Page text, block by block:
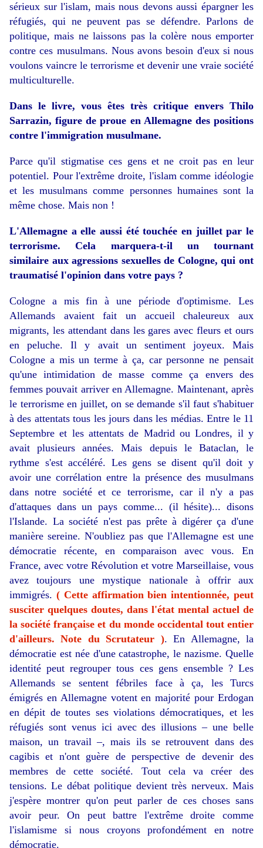
sérieux sur l'islam, mais nous devons aussi épargner les
réfugiés, qui ne peuvent pas se défendre. Parlons de
politique, mais ne laissons pas la colère nous emporter
contre ces musulmans. Nous avons besoin d'eux si nous
voulons vaincre le terrorisme et devenir une vraie société
multiculturelle.
Dans le livre, vous êtes très critique envers Thilo
Sarrazin, figure de proue en Allemagne des positions
contre l'immigration musulmane.
Parce qu'il stigmatise ces gens et ne croit pas en leur
potentiel. Pour l'extrême droite, l'islam comme idéologie
et les musulmans comme personnes humaines sont la
même chose. Mais non !
L'Allemagne a elle aussi été touchée en juillet par le
terrorisme. Cela marquera-t-il un tournant
similaire aux agressions sexuelles de Cologne, qui ont
traumatisé l'opinion dans votre pays ?
Cologne a mis fin à une période d'optimisme. Les
Allemands avaient fait un accueil chaleureux aux
migrants, les attendant dans les gares avec fleurs et ours
en peluche. Il y avait un sentiment joyeux. Mais
Cologne a mis un terme à ça, car personne ne pensait
qu'une intimidation de masse comme ça envers des
femmes pouvait arriver en Allemagne. Maintenant, après
le terrorisme en juillet, on se demande s'il faut s'habituer
à des attentats tous les jours dans les médias. Entre le 11
Septembre et les attentats de Madrid ou Londres, il y
avait plusieurs années. Mais depuis le Bataclan, le
rythme s'est accéléré. Les gens se disent qu'il doit y
avoir une corrélation entre la présence des musulmans
dans notre société et ce terrorisme, car il n'y a pas
d'attaques dans un pays comme... (il hésite)... disons
l'Islande. La société n'est pas prête à digérer ça d'une
manière sereine. N'oubliez pas que l'Allemagne est une
démocratie récente, en comparaison avec vous. En
France, avec votre Révolution et votre Marseillaise, vous
avez toujours une mystique nationale à offrir aux
immigrés. ( Cette affirmation bien intentionnée, peut
susciter quelques doutes, dans l'état mental actuel de
la société française et du monde occidental tout entier
d'ailleurs. Note du Scrutateur ). En Allemagne, la
démocratie est née d'une catastrophe, le nazisme. Quelle
identité peut regrouper tous ces gens ensemble ? Les
Allemands se sentent fébriles face à ça, les Turcs
émigrés en Allemagne votent en majorité pour Erdogan
en dépit de toutes ses violations démocratiques, et les
réfugiés sont venus ici avec des illusions – une belle
maison, un travail –, mais ils se retrouvent dans des
cagibis et n'ont guère de perspective de devenir des
membres de cette société. Tout cela va créer des
tensions. Le débat politique devient très nerveux. Mais
j'espère montrer qu'on peut parler de ces choses sans
avoir peur. On peut battre l'extrême droite comme
l'islamisme si nous croyons profondément en notre
démocratie.